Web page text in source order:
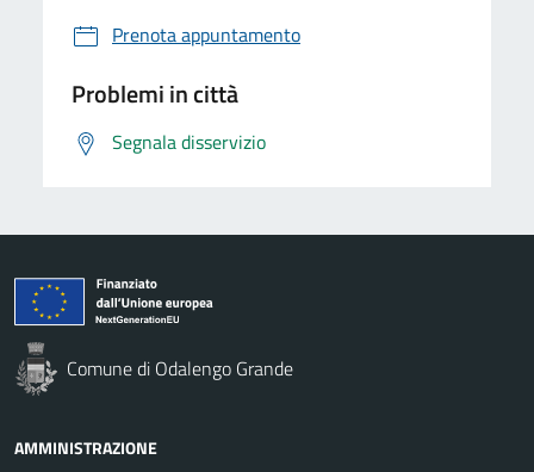
Prenota appuntamento
Problemi in città
Segnala disservizio
Comune di Odalengo Grande
AMMINISTRAZIONE